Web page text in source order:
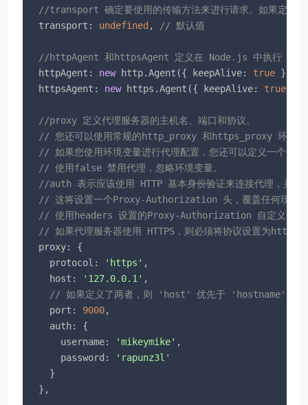
//transport 确定要使用的传输方法来进行请求。如果定义
transport : undefined , // 默认值
//httpAgent 和httpsAgent 定义在 Node.js 中执行 http 和
httpAgent : new http.Agent({ keepAlive: true }),
httpsAgent : new https.Agent({ keepAlive: true
//proxy 定义代理服务器的主机名、端口和协议。
// 您还可以使用常规的http_proxy 和https_proxy 环境变
// 如果您使用环境变量进行代理配置，您还可以定义一个
// 使用false 禁用代理，忽略环境变量。
//auth 表示应该使用 HTTP 基本身份验证来连接代理，并提
// 这将设置一个Proxy-Authorization 头，覆盖任何现有
// 使用headers 设置的Proxy-Authorization 自定义头
// 如果代理服务器使用 HTTPS，则必须将协议设置为https。
proxy: {
protocol : 'https' ,
host : '127.0.0.1' ,
// 如果定义了两者，则 'host' 优先于 'hostname'
port : 9000,
auth: {
username: 'mikeymike' ,
password :
'rapunz3l'
    }
  },